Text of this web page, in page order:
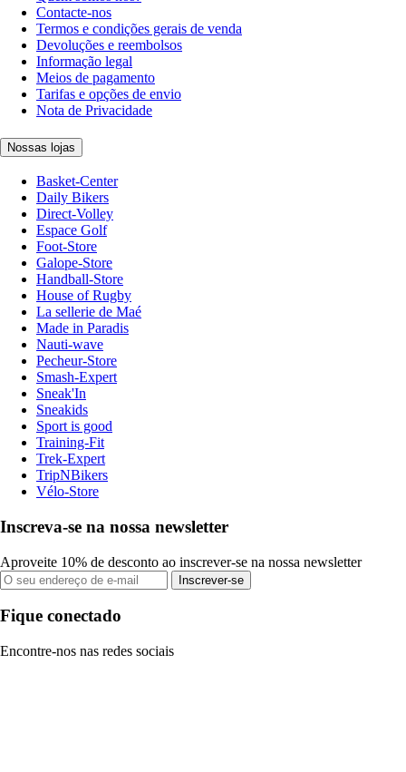
Contacte-nos
Termos e condições gerais de venda
Devoluções e reembolsos
Informação legal
Meios de pagamento
Tarifas e opções de envio
Nota de Privacidade
Nossas lojas
Basket-Center
Daily Bikers
Direct-Volley
Espace Golf
Foot-Store
Galope-Store
Handball-Store
House of Rugby
La sellerie de Maé
Made in Paradis
Nauti-wave
Pecheur-Store
Smash-Expert
Sneak'In
Sneakids
Sport is good
Training-Fit
Trek-Expert
TripNBikers
Vélo-Store
Inscreva-se na nossa newsletter
Aproveite 10% de desconto ao inscrever-se na nossa newsletter
Inscrever-se
Fique conectado
Encontre-nos nas redes sociais